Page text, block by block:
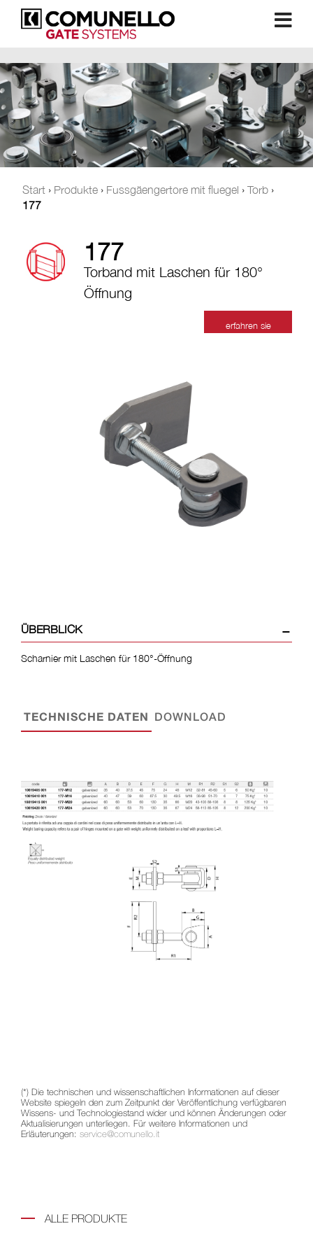
Start › Produkte › Fussgäengertore mit fluegel › Torb ›
177
177
Torband mit Laschen für 180°
Öffnung
erfahren sie
ÜBERBLICK
Scharnier mit Laschen für 180°-Öffnung
TECHNISCHE DATEN DOWNLOAD
(*) Die technischen und wissenschaftlichen Informationen auf dieser
Website spiegeln den zum Zeitpunkt der Veröffentlichung verfügbaren
Wissens- und Technologiestand wider und können Änderungen oder
Aktualisierungen unterliegen. Für weitere Informationen und
Erläuterungen: service@comunello.it
ALLE PRODUKTE